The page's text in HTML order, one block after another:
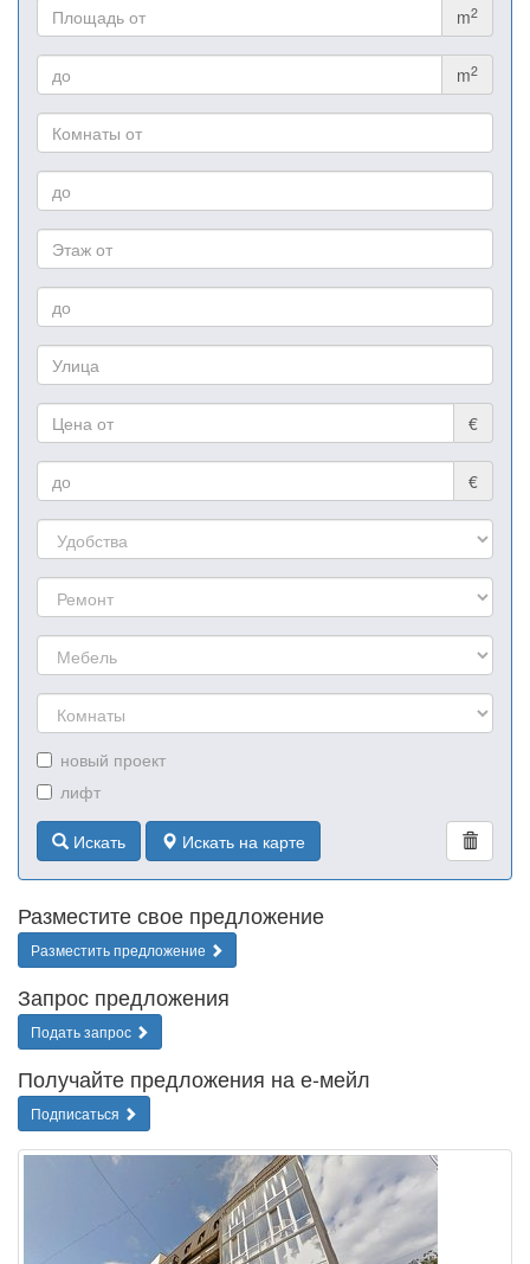
m2
m2
€
€
новый проект
лифт
Искать Искать на карте
Разместите свое предложение
Разместить предложение
Запрос предложения
Подать запрос
Получайте предложения на е-мейл
Подписаться